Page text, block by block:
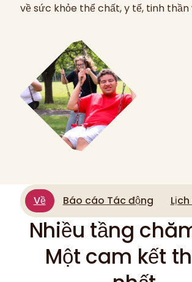
về sức khỏe thể chất, y tế, tinh thần
Về Báo cáo Tác động
Nhiều tầng
Một cam kết